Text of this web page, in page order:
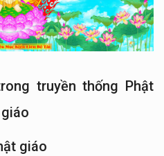
truyền thống Phật
giáo